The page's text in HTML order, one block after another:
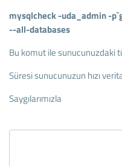
mysqlcheck -uda_admin -
--all-databases
Bu komut ile sunucunuzdaki
Süresi sunucunuzun hızı
Saygılarımızla